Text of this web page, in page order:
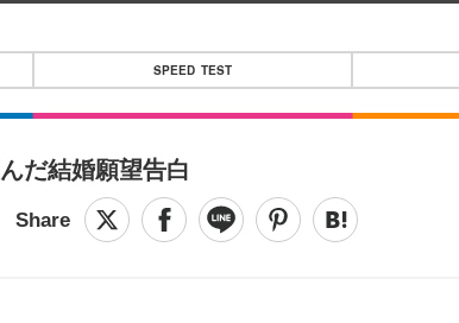
SPEED TEST
だ結婚願望告白